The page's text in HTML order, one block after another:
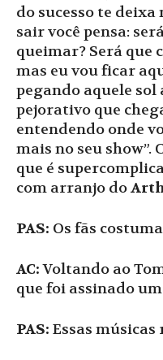
do sucesso te
sair você pensa:
queimar? Será que
mas eu vou ficar
pegando aquele sol
pejorativo que
entendendo onde
mais no seu show”.
que é
com arranjo do
PAS: Os fãs
AC:Voltando ao
que foi assinado
PAS: Essas